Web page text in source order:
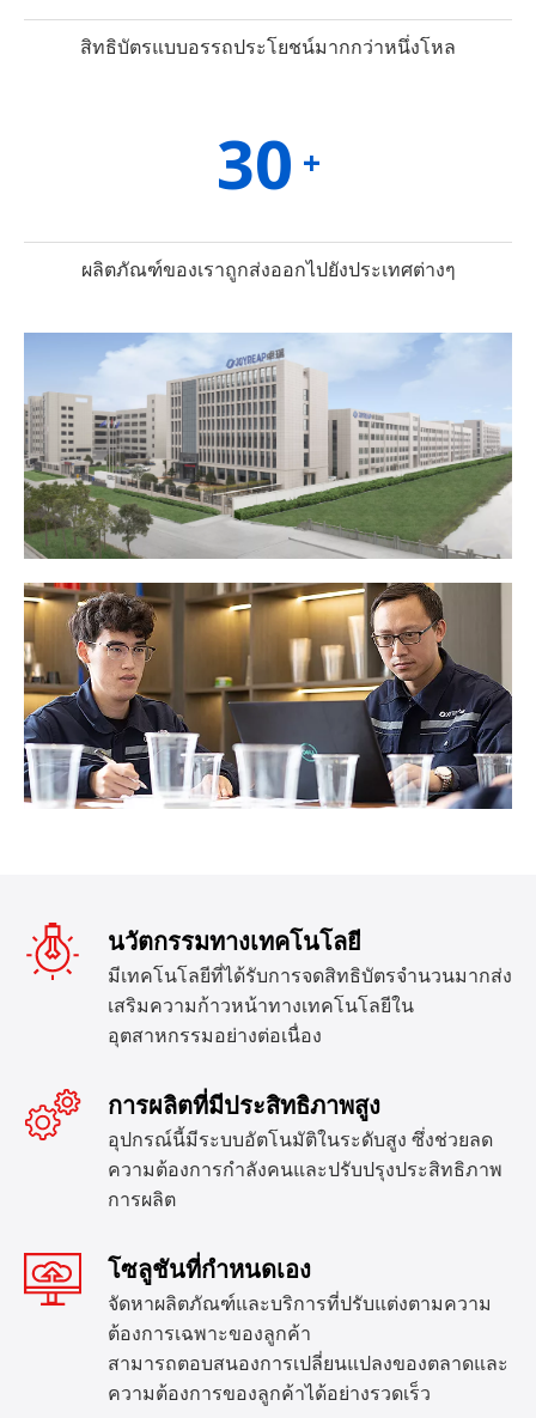
สิทธิบัตรแบบอรรถประโยชน์มากกว่าหนึ่งโหล
30 +
ผลิตภัณฑ์ของเราถูกส่งออกไปยังประเทศต่างๆ
การพัฒนาแบรนด์
ดูเพิ่มเติม>
ดูเพิ่มเติม>
นวัตกรรมทางเทคโนโลยี
มีเทคโนโลยีที่ได้รับการจดสิทธิบัตรจำนวนมากส่ง
เสริมความก้าวหน้าทางเทคโนโลยีใน
อุตสาหกรรมอย่างต่อเนื่อง
การผลิตที่มีประสิทธิภาพสูง
อุปกรณ์นี้มีระบบอัตโนมัติในระดับสูง ซึ่งช่วยลด
ความต้องการกำลังคนและปรับปรุงประสิทธิภาพ
การผลิต
โซลูชันที่กำหนดเอง
จัดหาผลิตภัณฑ์และบริการที่ปรับแต่งตามความ
ต้องการเฉพาะของลูกค้า
สามารถตอบสนองการเปลี่ยนแปลงของตลาดและ
ความต้องการของลูกค้าได้อย่างรวดเร็ว